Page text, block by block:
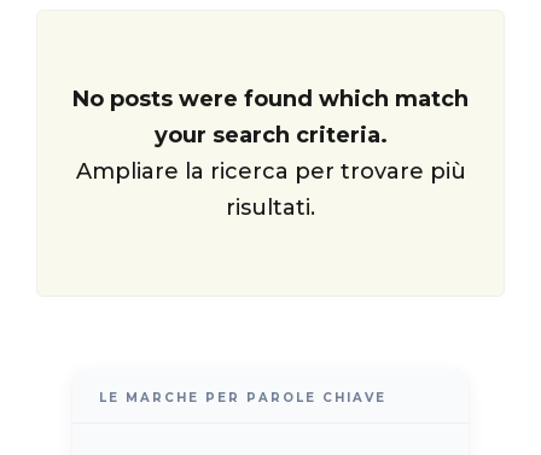
No posts were found which match
your search criteria.
Ampliare la ricerca per trovare più
risultati.
LE MARCHE PER PAROLE CHIAVE